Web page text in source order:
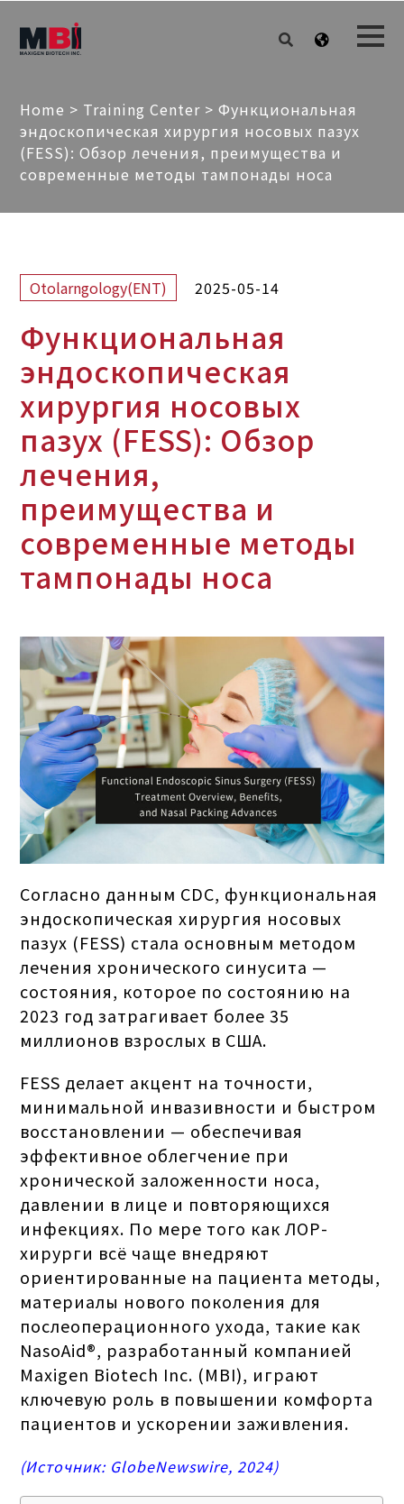
Home > Training Center >Функциональная
эндоскопическая хирургия носовых пазух
(FESS): Обзор лечения, преимущества и
современные методы тампонады носа
Otolarngology(ENT) 2025-05-14
Функциональная
эндоскопическая
хирургия носовых
пазух (FESS): Обзор
лечения,
преимущества и
современные методы
тампонады носа
Согласно данным CDC, функциональная
эндоскопическая хирургия носовых
пазух (FESS) стала основным методом
лечения хронического синусита —
состояния, которое по состоянию на
2023 год затрагивает более 35
миллионов взрослых в США.
FESS делает акцент на точности,
минимальной инвазивности и быстром
восстановлении — обеспечивая
эффективное облегчение при
хронической заложенности носа,
давлении в лице и повторяющихся
инфекциях. По мере того как ЛОР-
хирурги всё чаще внедряют
ориентированные на пациента методы,
материалы нового поколения для
послеоперационного ухода, такие как
NasoAid®, разработанный компанией
Maxigen Biotech Inc. (MBI), играют
ключевую роль в повышении комфорта
пациентов и ускорении заживления.
(Источник: GlobeNewswire, 2024)